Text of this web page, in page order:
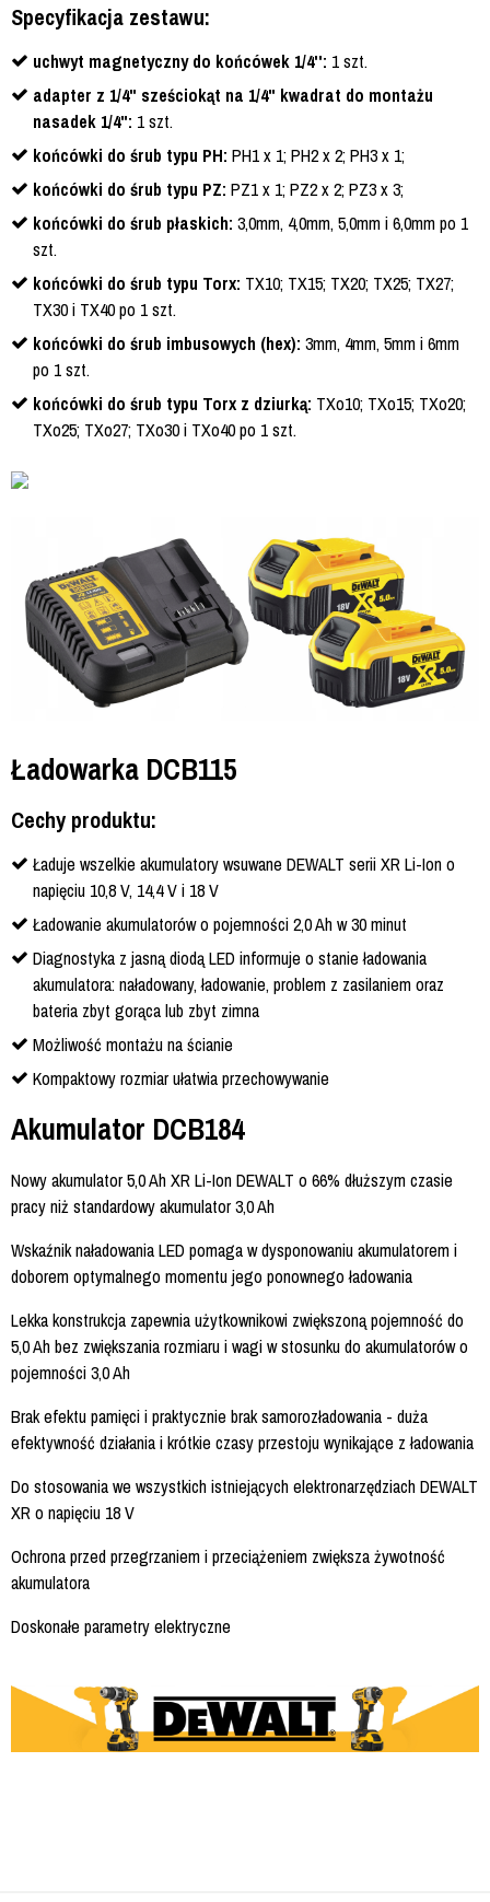
Specyfikacja zestawu:
uchwyt magnetyczny do końcówek 1/4'': 1 szt.
adapter z 1/4" sześciokąt na 1/4" kwadrat do montażu
nasadek 1/4": 1 szt.
końcówki do śrub typu PH: PH1 x 1; PH2 x 2; PH3 x 1;
końcówki do śrub typu PZ: PZ1 x 1; PZ2 x 2; PZ3 x 3;
końcówki do śrub płaskich: 3,0mm, 4,0mm, 5,0mm i 6,0mm po 1
szt.
końcówki do śrub typu Torx: TX10; TX15; TX20; TX25; TX27;
TX30 i TX40 po 1 szt.
końcówki do śrub imbusowych (hex): 3mm, 4mm, 5mm i 6mm
po 1 szt.
końcówki do śrub typu Torx z dziurką: TXo10; TXo15; TXo20;
TXo25; TXo27; TXo30 i TXo40 po 1 szt.
Ładowarka DCB115
Cechy produktu:
Ładuje wszelkie akumulatory wsuwane DEWALT serii XR Li-Ion o
napięciu 10,8 V, 14,4 V i 18 V
Ładowanie akumulatorów o pojemności 2,0 Ah w 30 minut
Diagnostyka z jasną diodą LED informuje o stanie ładowania
akumulatora: naładowany, ładowanie, problem z zasilaniem oraz
bateria zbyt gorąca lub zbyt zimna
Możliwość montażu na ścianie
Kompaktowy rozmiar ułatwia przechowywanie
Akumulator DCB184
Nowy akumulator 5,0 Ah XR Li-Ion DEWALT o 66% dłuższym czasie
pracy niż standardowy akumulator 3,0 Ah
Wskaźnik naładowania LED pomaga w dysponowaniu akumulatorem i
doborem optymalnego momentu jego ponownego ładowania
Lekka konstrukcja zapewnia użytkownikowi zwiększoną pojemność do
5,0 Ah bez zwiększania rozmiaru i wagi w stosunku do akumulatorów o
pojemności 3,0 Ah
Brak efektu pamięci i praktycznie brak samorozładowania - duża
efektywność działania i krótkie czasy przestoju wynikające z ładowania
Do stosowania we wszystkich istniejących elektronarzędziach DEWALT
XR o napięciu 18 V
Ochrona przed przegrzaniem i przeciążeniem zwiększa żywotność
akumulatora
Doskonałe parametry elektryczne